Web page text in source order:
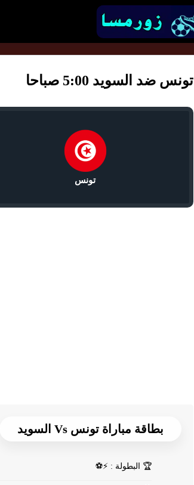
تونس ضد السويد 5:00 صباحا
تونس
بطاقة مباراة تونس Vs السويد
🏆 البطولة : ⚡⚽